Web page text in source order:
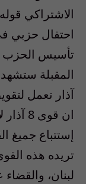
الاشتراكي
احتفال حزبي
تأسيس الحزب
آذار تعمل
ان
إستتباع جميغ
تريده هذه
لبنان،